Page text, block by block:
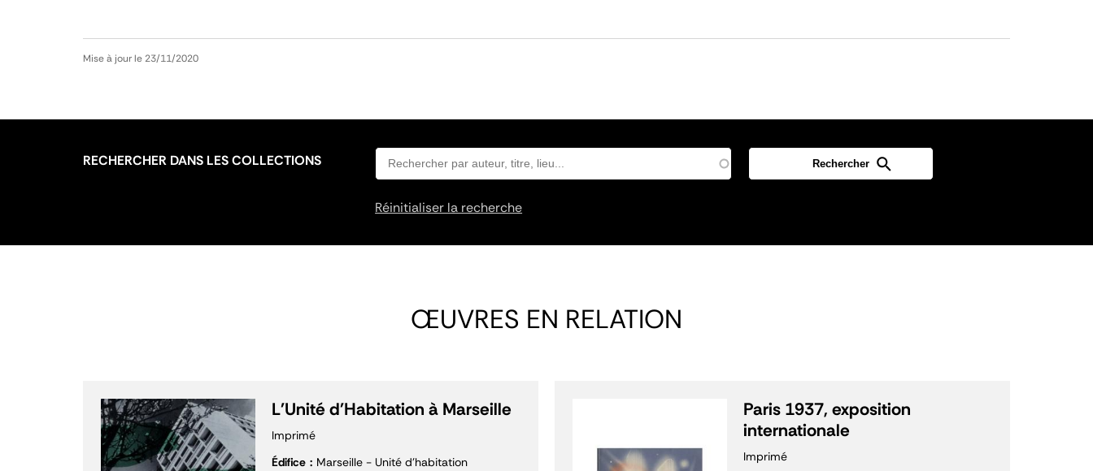
Mise à jour le 23/11/2020
RECHERCHER DANS LES COLLECTIONS
Réinitialiser la recherche
ŒUVRES EN RELATION
L'Unité d'Habitation à Marseille
Imprimé
Édifice
Marseille - Unité d'habitation
Paris 1937, exposition
internationale
Imprimé